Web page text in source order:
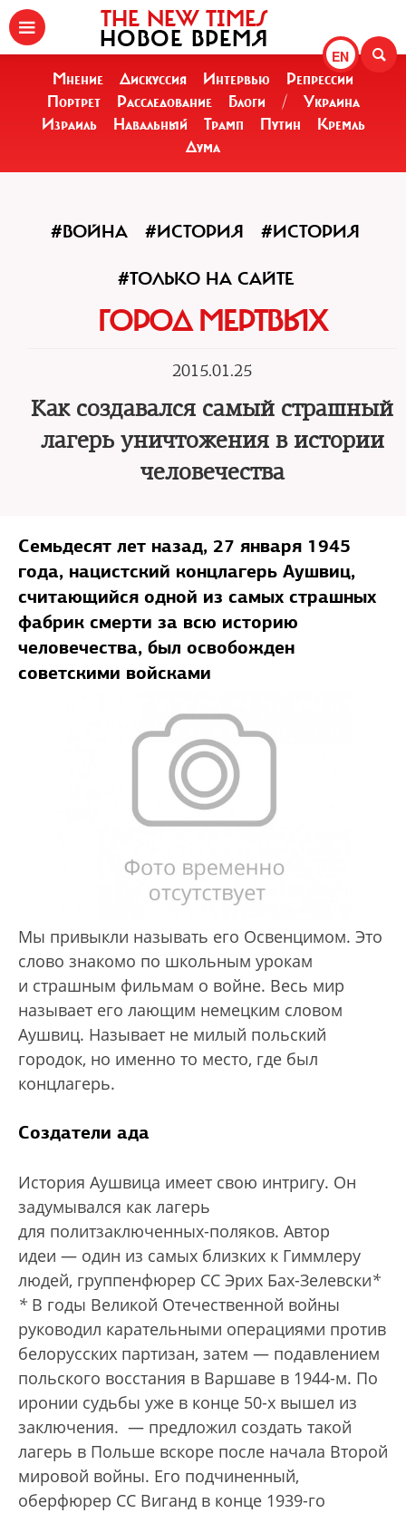
EN
THE NEW TIMES
НОВОЕ ВРЕМЯ
Мнение Дискуссия Интервью
Репрессии
Портрет
Расследование Блоги /
Украина
Израиль
Навальный Трамп Путин
Кремль
Дума
#ВОЙНА #ИСТОРИЯ #ИСТОРИЯ
#ТОЛЬКО НА САЙТЕ
ГОРОД МЕРТВЫХ
2015.01.25
Как создавался самый страшный
лагерь уничтожения в истории
человечества
Семьдесят лет назад, 27 января 1945
года, нацистский концлагерь Аушвиц,
считающийся одной из самых страшных
фабрик смерти за всю историю
человечества, был освобожден
советскими войсками
Мы привыкли называть его Освенцимом. Это
слово знакомо по школьным урокам
и страшным фильмам о войне. Весь мир
называет его лающим немецким словом
Аушвиц. Называет не милый польский
городок, но именно то место, где был
концлагерь.
Создатели ада
История Аушвица имеет свою интригу. Он
задумывался как лагерь
для политзаключенных-поляков. Автор
идеи — один из самых близких к Гиммлеру
людей, группенфюрер СС Эрих Бах-Зелевски*
* В годы Великой Отечественной войны
руководил карательными операциями против
белорусских партизан, затем — подавлением
польского восстания в Варшаве в 1944-м. По
иронии судьбы уже в конце 50-х вышел из
заключения. — предложил создать такой
лагерь в Польше вскоре после начала Второй
мировой войны. Его подчиненный,
оберфюрер СС Виганд в конце 1939-го